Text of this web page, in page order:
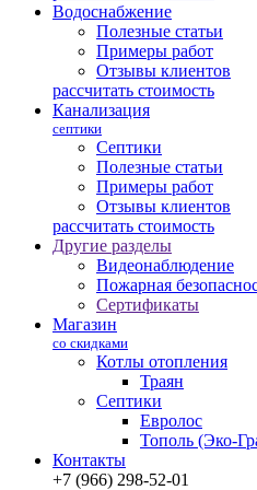
Водоснабжение
Полезные статьи
Примеры работ
Отзывы клиентов
рассчитать стоимость
Канализация
септики
Септики
Полезные статьи
Примеры работ
Отзывы клиентов
рассчитать стоимость
Другие разделы
Видеонаблюдение
Пожарная
Сертификаты
Магазин
со скидками
Котлы отопления
Траян
Септики
Евролос
Тополь (Эко-
Контакты
+7 (966) 298-52-01